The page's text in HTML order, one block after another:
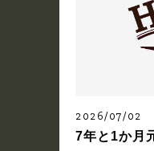
2026/07/02
7年と1か月